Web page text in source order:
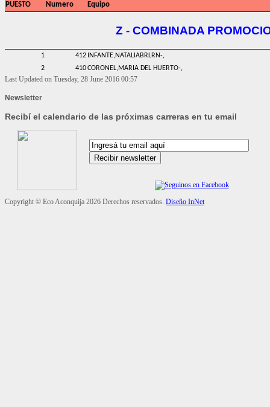
PUESTO Numero Equipo
Z - COMBINADA
1 412 INFANTE,NATALIABRLRN-,
2
410CORONEL,MARIA DEL HUERTO-,
Last Updated on Tuesday, 28 June 2016 00:57
Newsletter
Recibí el calendario de las próximas carreras en tu email
Copyright © Eco Aconquija 2026 Derechos reservados. Diseño InNet